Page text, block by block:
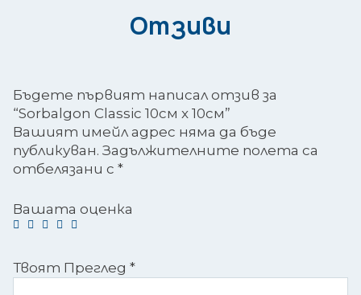
Отзиви
Бъдете първият написал отзив за
“Sorbalgon Classic 10см x 10см”
Вашият имейл адрес няма да бъде
публикуван. Задължителните полета са
отбелязани с *
Вашата оценка
Твоят Преглед *